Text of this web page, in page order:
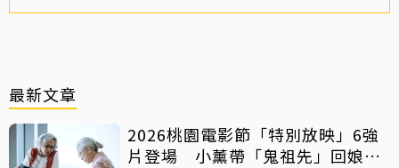
最新文章
2026桃園電影節「特別放映」6強
片登場 小薰帶「鬼祖先」回娘